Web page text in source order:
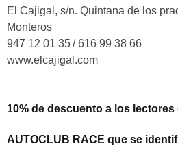
El Cajigal, s/n. Quintana de los
Monteros
947 12 01 35/ 616 99 38 66
www.elcajigal.com
10% de descuento a los lectores
AUTOCLUB RACE que se